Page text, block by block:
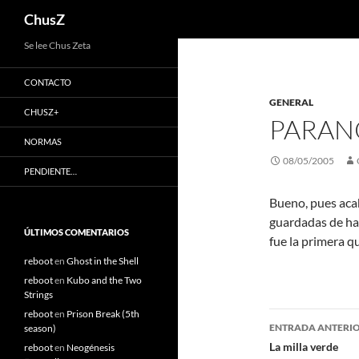
Saltar
al
contenido
ChusZ
GENERAL
08/05/2005
Bueno, pues
guardadas de
fue la primera
de
ENTRADA
La milla verde
Se lee Chus Zeta
CONTACTO
CHUSZ+
NORMAS
PENDIENTE…
ÚLTIMOS COMENTARIOS
rebooten Ghost in the Shell
rebooten Kubo and the Two
Strings
rebooten Prison Break (5th
season)
rebooten Neogénesis